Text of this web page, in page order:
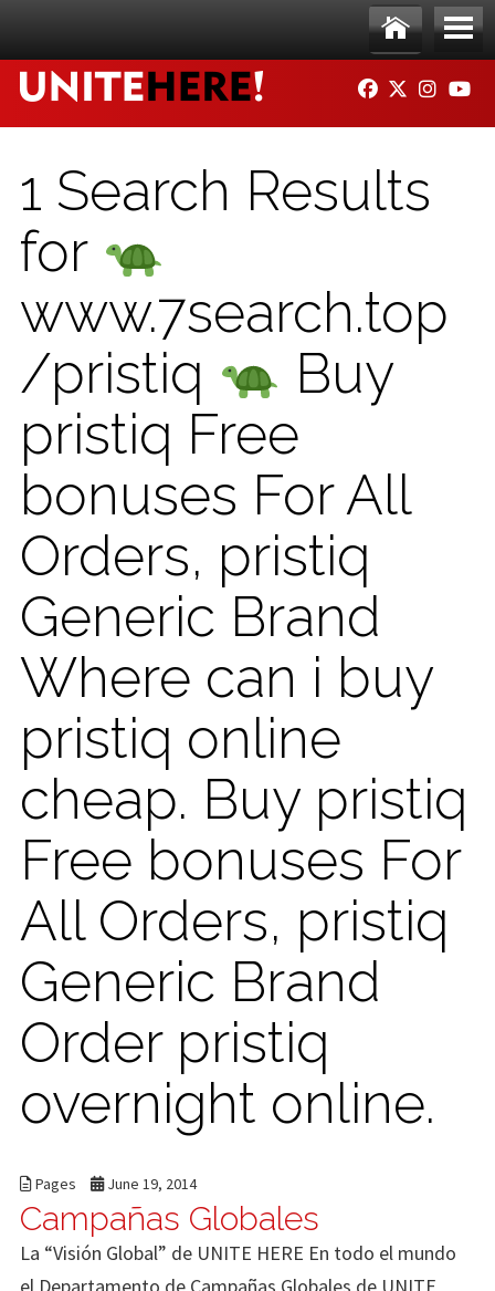
Ho
me
Me
nu
FACEBOOK
TWITTER
1 Search Results
for
www.7search.top
/pristiq
Buy
pristiq Free
bonuses For All
Orders, pristiq
Generic Brand
Where can i buy
pristiq online
cheap. Buy pristiq
Free bonuses For
All Orders, pristiq
Generic Brand
Order pristiq
overnight online.
Pages June 19, 2014
Campañas Globales
La “Visión Global” de UNITE HERE En todo el mundo
el Departamento de Campañas Globales de UNITE